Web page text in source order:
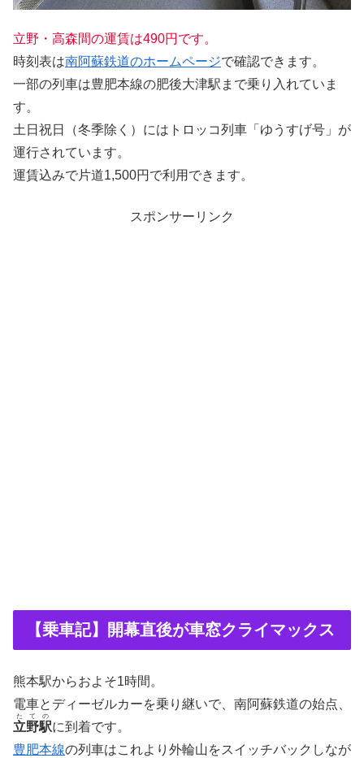
立野・高森間の運賃は490円です。
時刻表は南阿蘇鉄道のホームページで確認できます。
一部の列車は豊肥本線の肥後大津駅まで乗り入れていま
す。
土日祝日（冬季除く）にはトロッコ列車「ゆうすげ号」が
運行されています。
運賃込みで片道1,500円で利用できます。
スポンサーリンク
【乗車記】開幕直後が車窓クライマックス
熊本駅からおよそ1時間。
電車とディーゼルカーを乗り継いで、南阿蘇鉄道の始点、
立野駅
たての
に到着です。
豊肥本線の列車はこれより外輪山をスイッチバックしなが